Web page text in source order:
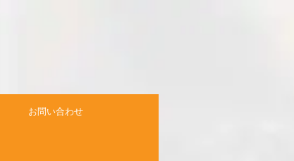
お問い合わせ